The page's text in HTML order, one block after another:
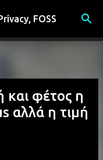
FOSS
και φέτος η
αλλά η τιμή